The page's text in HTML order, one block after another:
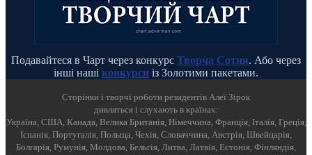
Подавайтеся в Чарт через конкурс Творча Сотня. Або через
інші наші конкурси із Золотими пакетами.
Cторінки і творчі роботи резидентів Алеї Зірок
дивляться і слухають в країнах:
Україна, США, Канада, Велика Британія, Німеччина, Франція, Італія, Греція,
Іспанія, Португалія, Польща, Чехія, Словаччина, Австрія, Швейцарія,
Болгарія, Румунія, Молдова, Бельгія, Литва, Латвія, Естонія, Фінляндія,